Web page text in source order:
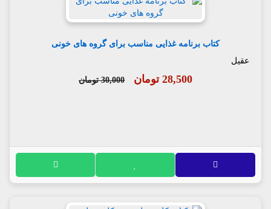
کتاب برنامه غذایی مناسب برای گروه های خونی
عقیل
28,500 تومان 30,000 تومان